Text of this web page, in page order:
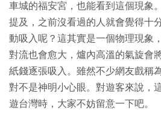
車城的福安宮，也能看到這個現象
提及，之前沒看過的人就會覺得十
動吸入呢？這其實是一個物理現象
對流也會愈大，爐內高溫的氣旋會
紙錢逐張吸入。雖然不少網友戲稱
對不是神明小心眼。對遊客來說，
遊台灣時，大家不妨留意一下吧。